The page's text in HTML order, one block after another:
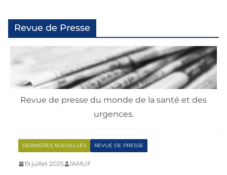
Revue de Presse
Revue de presse du monde de la santé et des
urgences.
DERNIÈRES NOUVELLES REVUE DE PRESSE
19 juillet 2025 l'AMUF